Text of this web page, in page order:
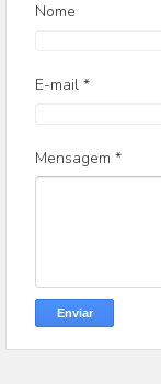
Nome
E-mail *
Mensagem *